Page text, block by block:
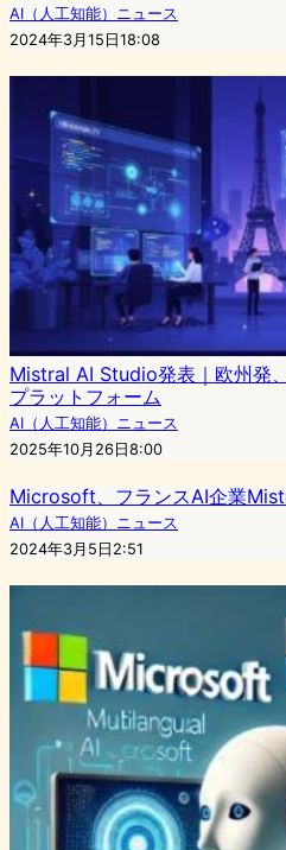
AI（人工知能）ニュース
2024年3月15日18:08
Mistral AI Studio発表｜欧州発
プラットフォーム
AI（人工知能）ニュース
2025年10月26日8:00
Microsoft、フランスAI企業
AI（人工知能）ニュース
2024年3月5日2:51